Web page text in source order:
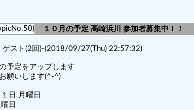
１０月の予定 高崎浜川 参加者募集中！！
ゲスト(2回)-(2018/09/27(Thu) 22:57:32)
予定をアップします
願いします(^-^)
日 月曜日
日